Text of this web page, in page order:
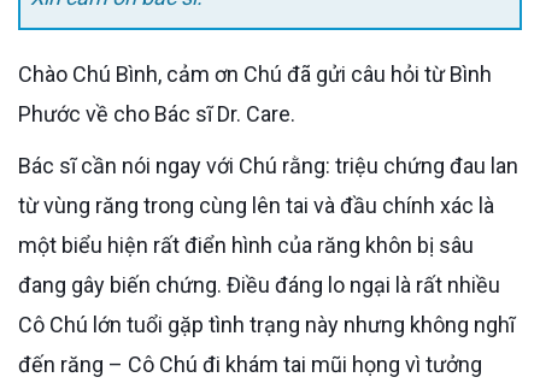
Chào Chú Bình, cảm ơn Chú đã gửi câu hỏi từ Bình
Phước về cho Bác sĩ Dr. Care.
Bác sĩ cần nói ngay với Chú rằng: triệu chứng đau lan
từ vùng răng trong cùng lên tai và đầu chính xác là
một biểu hiện rất điển hình của răng khôn bị sâu
đang gây biến chứng. Điều đáng lo ngại là rất nhiều
Cô Chú lớn tuổi gặp tình trạng này nhưng không nghĩ
đến răng – Cô Chú đi khám tai mũi họng vì tưởng